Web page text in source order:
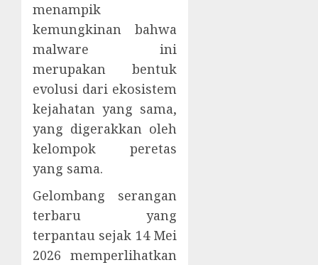
menampik
kemungkinan bahwa
malware ini
merupakan bentuk
evolusi dari ekosistem
kejahatan yang sama,
yang digerakkan oleh
kelompok peretas
yang sama.
Gelombang serangan
terbaru yang
terpantau sejak 14 Mei
2026 memperlihatkan